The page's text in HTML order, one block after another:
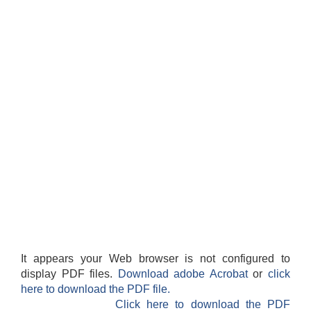
It appears your Web browser is not configured to
display PDF files.
Download adobe Acrobatorclick
here to download the PDF file.
Click here to download the PDF